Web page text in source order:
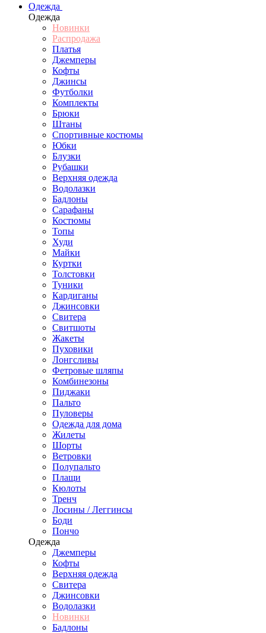
Одежда
Одежда
Новинки
Распродажа
Платья
Джемперы
Кофты
Джинсы
Футболки
Комплекты
Брюки
Штаны
Спортивные костюмы
Юбки
Блузки
Рубашки
Верхняя одежда
Водолазки
Бадлоны
Сарафаны
Костюмы
Топы
Худи
Майки
Куртки
Толстовки
Туники
Кардиганы
Джинсовки
Свитера
Свитшоты
Жакеты
Пуховики
Лонгсливы
Фетровые шляпы
Комбинезоны
Пиджаки
Пальто
Пуловеры
Одежда для дома
Жилеты
Шорты
Ветровки
Полупальто
Плащи
Кюлоты
Тренч
Лосины / Леггинсы
Боди
Пончо
Одежда
Джемперы
Кофты
Верхняя одежда
Свитера
Джинсовки
Водолазки
Новинки
Бадлоны